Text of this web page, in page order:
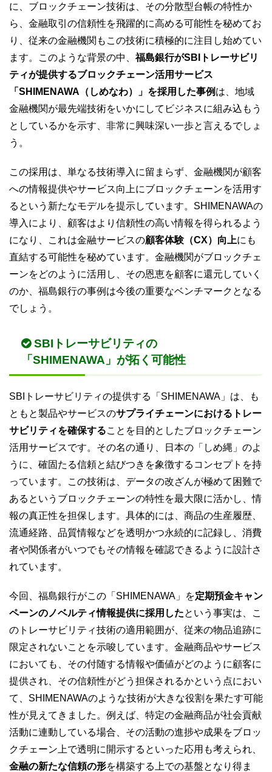
に、ブロックチェーン技術は、その分散型台帳の特性か
ら、金融取引の信頼性を飛躍的に高める可能性を秘めてお
り、従来の金融機関もこの技術に積極的に注目し始めてい
ます。このような背景の中、 福島銀行がSBIトレーサビリ
ティが提供するブロックチェーン活用サービス
「SHIMENAWA（しめなわ）」を採用した事例 は、地域
金融機関が最先端技術をいかにしてビジネスに組み込もう
としているかを示す、非常に興味深い一歩と言えるでしょ
う。
この採用は、単なる技術導入に留まらず、金融機関が顧客
への情報提供やサービス向上にブロックチェーンを活用す
るという新たなモデルを提示しています。SHIMENAWAの
導入により、顧客はより信頼性の高い情報を得られるよう
になり、これは金融サービスの顧客体験（CX）向上にも
直結する可能性を秘めています。金融機関がブロックチェ
ーンをどのように活用し、その恩恵を顧客に還元していく
のか、福島銀行の事例は今後の重要なベンチマークとなる
でしょう。
SBIトレーサビリティの
「SHIMENAWA」が拓く可能性
SBIトレーサビリティの提供する「SHIMENAWA」は、も
ともと製品やサービスのサプライチェーンにおけるトレー
サビリティを確保することを目的としたブロックチェーン
活用サービスです。その名の通り、日本の「しめ縄」のよ
うに、確固たる信頼と結びつきを象徴するコンセプトを持
っています。この技術は、データの改ざんが極めて困難で
あるというブロックチェーンの特性を最大限に活かし、情
報の真正性を担保します。具体的には、商品の生産履歴、
流通経路、品質情報などを透明かつ永続的に記録し、消費
者や関係者がいつでもその情報を確認できるように設計さ
れています。
今回、福島銀行がこの「SHIMENAWA」を定期預金キャン
ペーンのノベルティ情報提供に採用したという事実は、こ
のトレーサビリティ技術の適用範囲が、従来の物品追跡に
限定されないことを示唆しています。金融商品やサービス
においても、その付随する情報や価値がどのように顧客に
提供され、その信頼性がどう担保されるかという点におい
て、SHIMENAWAのような技術が大きな役割を果たす可能
性が見えてきました。例えば、特定の金融商品が社会貢献
活動に連動している場合、その活動の進捗や成果をブロッ
クチェーン上で透明に開示するといった応用も考えられ、
金融の新たな信頼の形を構築する上での基盤となり得ま